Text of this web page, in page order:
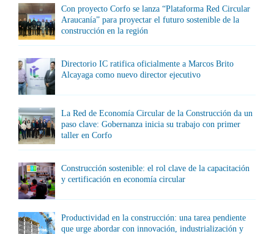
Con proyecto Corfo se lanza “Plataforma Red Circular
Araucanía” para proyectar el futuro sostenible de la
construcción en la región
Directorio IC ratifica oficialmente a Marcos Brito
Alcayaga como nuevo director ejecutivo
La Red de Economía Circular de la Construcción da un
paso clave: Gobernanza inicia su trabajo con primer
taller en Corfo
Construcción sostenible: el rol clave de la capacitación
y certificación en economía circular
Productividad en la construcción: una tarea pendiente
que urge abordar con innovación, industrialización y